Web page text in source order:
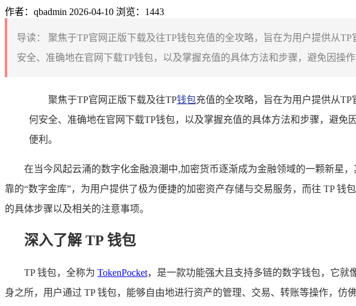
作者：qbadmin 2026-04-10 浏览：1443
导读：
聚焦于TP官网正版下载及往TP钱包充值的全攻略，旨在为用户提供从
安全、准确地在官网下载TP钱包，以及掌握充值的具体方法和步骤，避免因操
聚焦于TP官网正版下载及往TP钱包充值的全攻略，旨在为用户提供从
何安全、准确地在官网下载TP钱包，以及掌握充值的具体方法和步骤，避
便利。
在当今风起云涌的数字化金融浪潮中,加密货币逐渐成为金融领域的一颗新星
靠的“数字金库”，为用户提供了极为便捷的加密资产存储与交易服务，而往 TP
的具体步骤以及相关的注意事项。
深入了解 TP 钱包
TP 钱包，全称为 TokenPocket，是一款功能强大且支持多链的数字钱包，它就
身之所，用户通过 TP 钱包，能够自由地进行资产的管理、交易、转账等操作，仿